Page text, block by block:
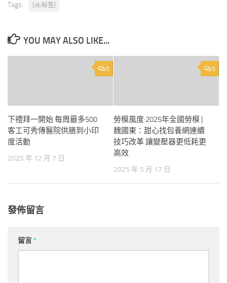
Tags: [db:标签]
YOU MAY ALSO LIKE...
0
下禮拜一開始 每周最多500
客工可秀傳醫院供膳到小印
度活動
2025 年 12 月 7 日
0
勞模風度·2025年全國勞模 |
魏國東：甜心找包養網連續
技巧改革 讓變壓器更低耗更
高效
2025 年 5 月 17 日
發佈留言
留言*